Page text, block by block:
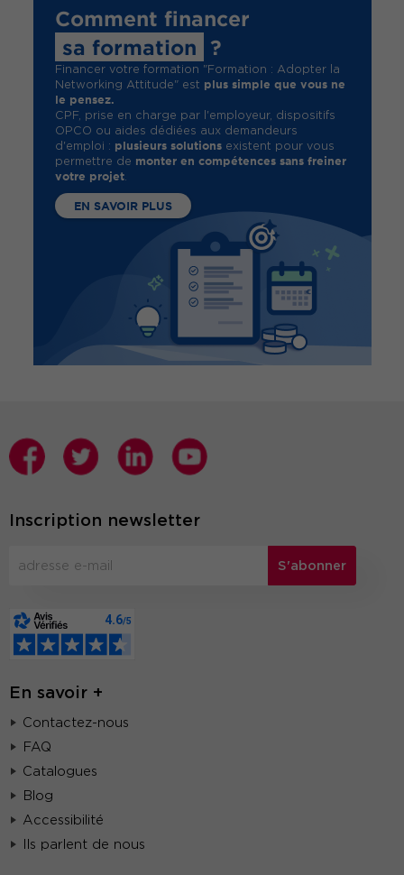
Comment financer
sa formation
?
Financer votre formation "Formation : Adopter la
Networking Attitude" est plus simple que vous ne
le pensez.
CPF, prise en charge par l'employeur, dispositifs
OPCO ou aides dédiées aux demandeurs
d'emploi : plusieurs solutionsexistent pour vous
permettre de monter en compétences sans freiner
votre projet.
EN SAVOIR PLUS
Inscription newsletter
S'abonner
En savoir +
Contactez-nous
FAQ
Catalogues
Blog
Accessibilité
Ils parlent de nous